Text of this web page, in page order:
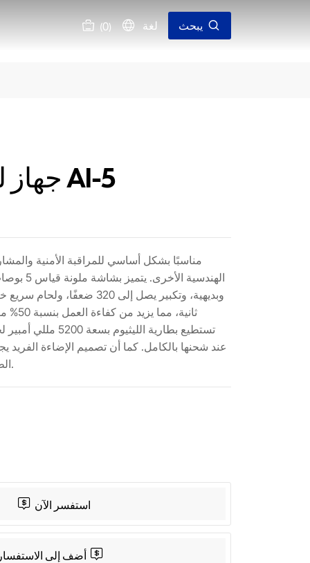
(0) لغة يبحث
جهاز لحام الألياف AI-5
الهندسية
ثانية،
عند شحنها بالكامل. كما أن تصميم الإضاءة الفريد
الطارئة أثناء أعمال البناء الليلية.
استفسر الآن
أضف إلى الاستفسار